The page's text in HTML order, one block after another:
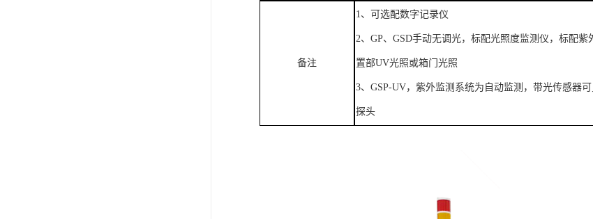
备注
1、可选配数字记录仪
2、GP、GSD手动无调光，标配光照度监测仪，标配紫
置部UV光照或箱门光照
3、GSP-UV，紫外监测系统为自动监测，带光传感器
探头